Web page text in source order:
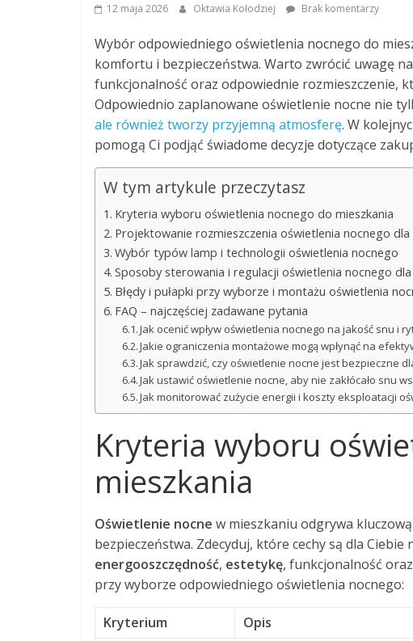
12 maja 2026 Oktawia Kołodziej Brak komentarzy
Wybór odpowiedniego oświetlenia nocnego do
komfortu i bezpieczeństwa. Warto zwrócić uwagę
funkcjonalność oraz odpowiednie rozmieszczenie,
Odpowiednio zaplanowane oświetlenie nocne nie
ale również tworzy przyjemną atmosferę. W
pomogą Ci podjąć świadome decyzje dotyczące
W tym artykule przeczytasz
Kryteria wyboru oświetlenia nocnego do mieszkania
Projektowanie rozmieszczenia oświetlenia nocnego
Wybór typów lamp i technologii oświetlenia nocnego
Sposoby sterowania i regulacji oświetlenia nocnego
Błędy i pułapki przy wyborze i montażu oświetlenia
FAQ – najczęściej zadawane pytania
Jak ocenić wpływ oświetlenia nocnego na jakość snu i
Jakie ograniczenia montażowe mogą wpłynąć na
Jak sprawdzić, czy oświetlenie nocne jest bezpieczne
Jak ustawić oświetlenie nocne, aby nie zakłócało snu
Jak monitorować zużycie energii i koszty eksploatacji
Kryteria wyboru
mieszkania
Oświetlenie nocne w mieszkaniu odgrywa
bezpieczeństwa. Zdecyduj, które cechy są dla
energooszczędność, estetykę, funkcjonalność
przy wyborze odpowiedniego oświetlenia nocnego:
Kryterium
Opis